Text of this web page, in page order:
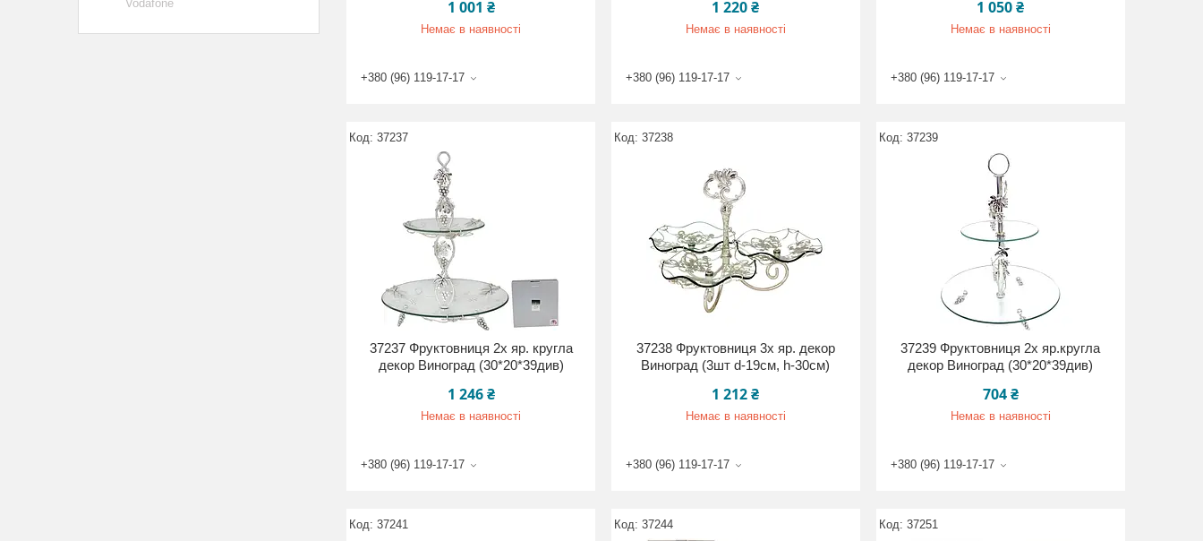
1 001 ₴
Немає в наявності
+380 (96) 119-17-17
1 220 ₴
Немає в наявності
+380 (96) 119-17-17
1 050 ₴
Немає в наявності
+380 (96) 119-17-17
37237
37237 Фруктовниця 2х яр. кругла
декор Виноград (30*20*39див)
1 246 ₴
Немає в наявності
+380 (96) 119-17-17
37238
37238 Фруктовниця 3х яр. декор
Виноград (3шт d-19см, h-30см)
1 212 ₴
Немає в наявності
+380 (96) 119-17-17
37239
37239 Фруктовниця 2х яр.кругла
декор Виноград (30*20*39див)
704 ₴
Немає в наявності
+380 (96) 119-17-17
37241 37244 37251
Vodafone